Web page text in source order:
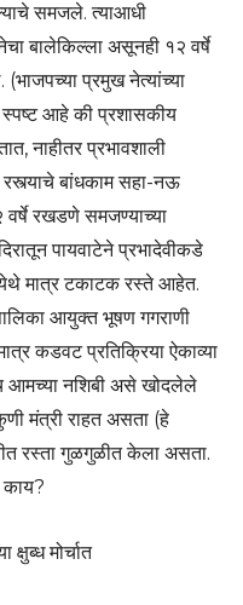
समजले. त्याआधी
बालेकिल्ला असूनही १२ वर्षे
प्रमुख नेत्यांच्या
आहे की प्रशासकीय
नाहीतर प्रभावशाली
रस्त्याचे बांधकाम सहा-नऊ
रखडणे समजण्याच्या
पायवाटेने प्रभादेवीकडे
येथे मात्र टकाटक रस्ते आहेत.
आयुक्त भूषण गगराणी
कडवट प्रतिक्रिया ऐकाव्या
आमच्या नशिबी असे खोदलेले
मंत्री राहत असता (हे
रस्ता गुळगुळीत केला असता.
काय?
मोर्चात